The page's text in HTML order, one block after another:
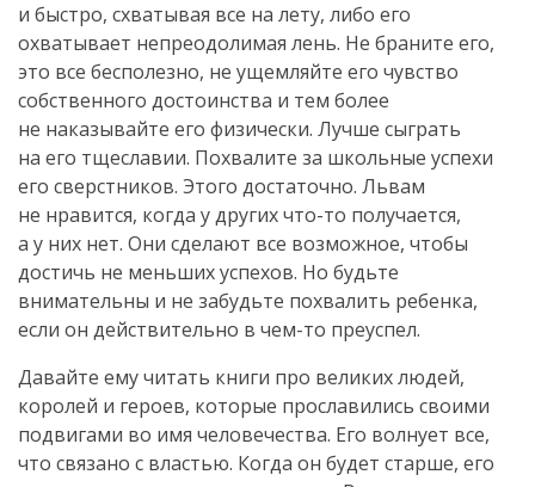
и быстро, схватывая все на лету, либо его
охватывает непреодолимая лень. Не браните его,
это все бесполезно, не ущемляйте его чувство
собственного достоинства и тем более
не наказывайте его физически. Лучше сыграть
на его тщеславии. Похвалите за школьные успехи
его сверстников. Этого достаточно. Львам
не нравится, когда у других что-то получается,
а у них нет. Они сделают все возможное, чтобы
достичь не меньших успехов. Но будьте
внимательны и не забудьте похвалить ребенка,
если он действительно в чем-то преуспел.
Давайте ему читать книги про великих людей,
королей и героев, которые прославились своими
подвигами во имя человечества. Его волнует все,
что связано с властью. Когда он будет старше, его